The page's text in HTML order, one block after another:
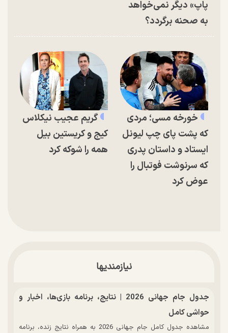
پاپ» دیگر نمی‌خواهد
به صحنه برگردد؟
خورخه مسی؛ مردی
که پشت پای چپ لیونل
ایستاد و داستان پدری
که سرنوشت فوتبال را
عوض کرد
گریم عجیب نیکلاس
کیج و کریستین بیل
همه را شوکه کرد
نیازمندیها
جدول جام جهانی 2026 | نتایج، برنامه بازی‌ها، اخبار و
حواشی کامل
مشاهده جدول کامل جام جهانی 2026 به همراه نتایج زنده، برنامه